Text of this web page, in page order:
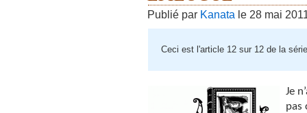
Publié par Kanata le 28 mai
Ceci est l'article 12 sur 12 de la
Je
pas